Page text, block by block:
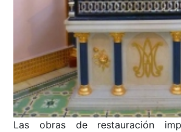
Las obras de restauración